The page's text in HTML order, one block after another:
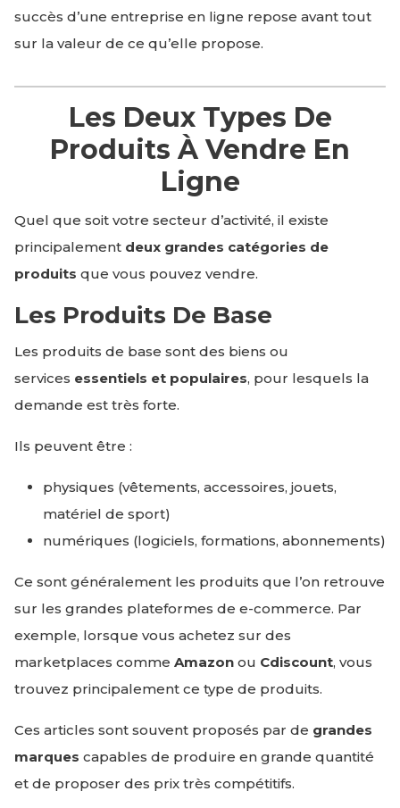
succès d’une entreprise en ligne repose avant tout
sur la valeur de ce qu’elle propose.
Les Deux Types De
Produits À Vendre En
Ligne
Quel que soit votre secteur d’activité, il existe
principalement deux grandes catégories de
produits que vous pouvez vendre.
Les Produits De Base
Les produits de base sont des biens ou
services essentiels et populaires, pour lesquels la
demande est très forte.
Ils peuvent être :
physiques (vêtements, accessoires, jouets,
matériel de sport)
numériques (logiciels, formations, abonnements)
Ce sont généralement les produits que l’on retrouve
sur les grandes plateformes de e-commerce. Par
exemple, lorsque vous achetez sur des
marketplaces comme Amazon ou Cdiscount, vous
trouvez principalement ce type de produits.
Ces articles sont souvent proposés par de grandes
marques capables de produire en grande quantité
et de proposer des prix très compétitifs.